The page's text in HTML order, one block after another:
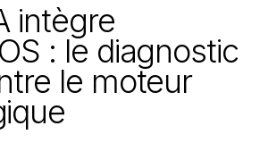
intègre
: le diagnostic
le moteur